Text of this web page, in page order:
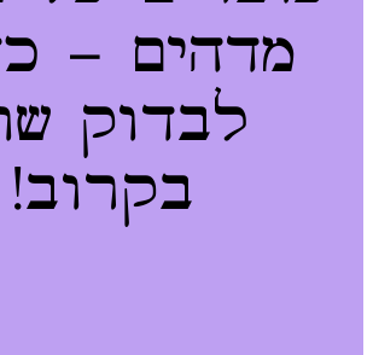
מדהים –
לבדוק
בקרוב!